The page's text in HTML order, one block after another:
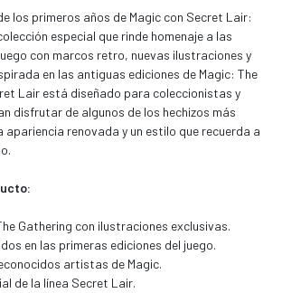
los primeros años de Magic con Secret Lair:
especial que rinde homenaje a las
con marcos retro, nuevas ilustraciones y
en las antiguas ediciones de Magic: The
Lair está diseñado para coleccionistas y
disfrutar de algunos de los hechizos más
apariencia renovada y un estilo que recuerda a
Gathering con ilustraciones exclusivas.
en las primeras ediciones del juego.
artistas de Magic.
de la línea Secret Lair.